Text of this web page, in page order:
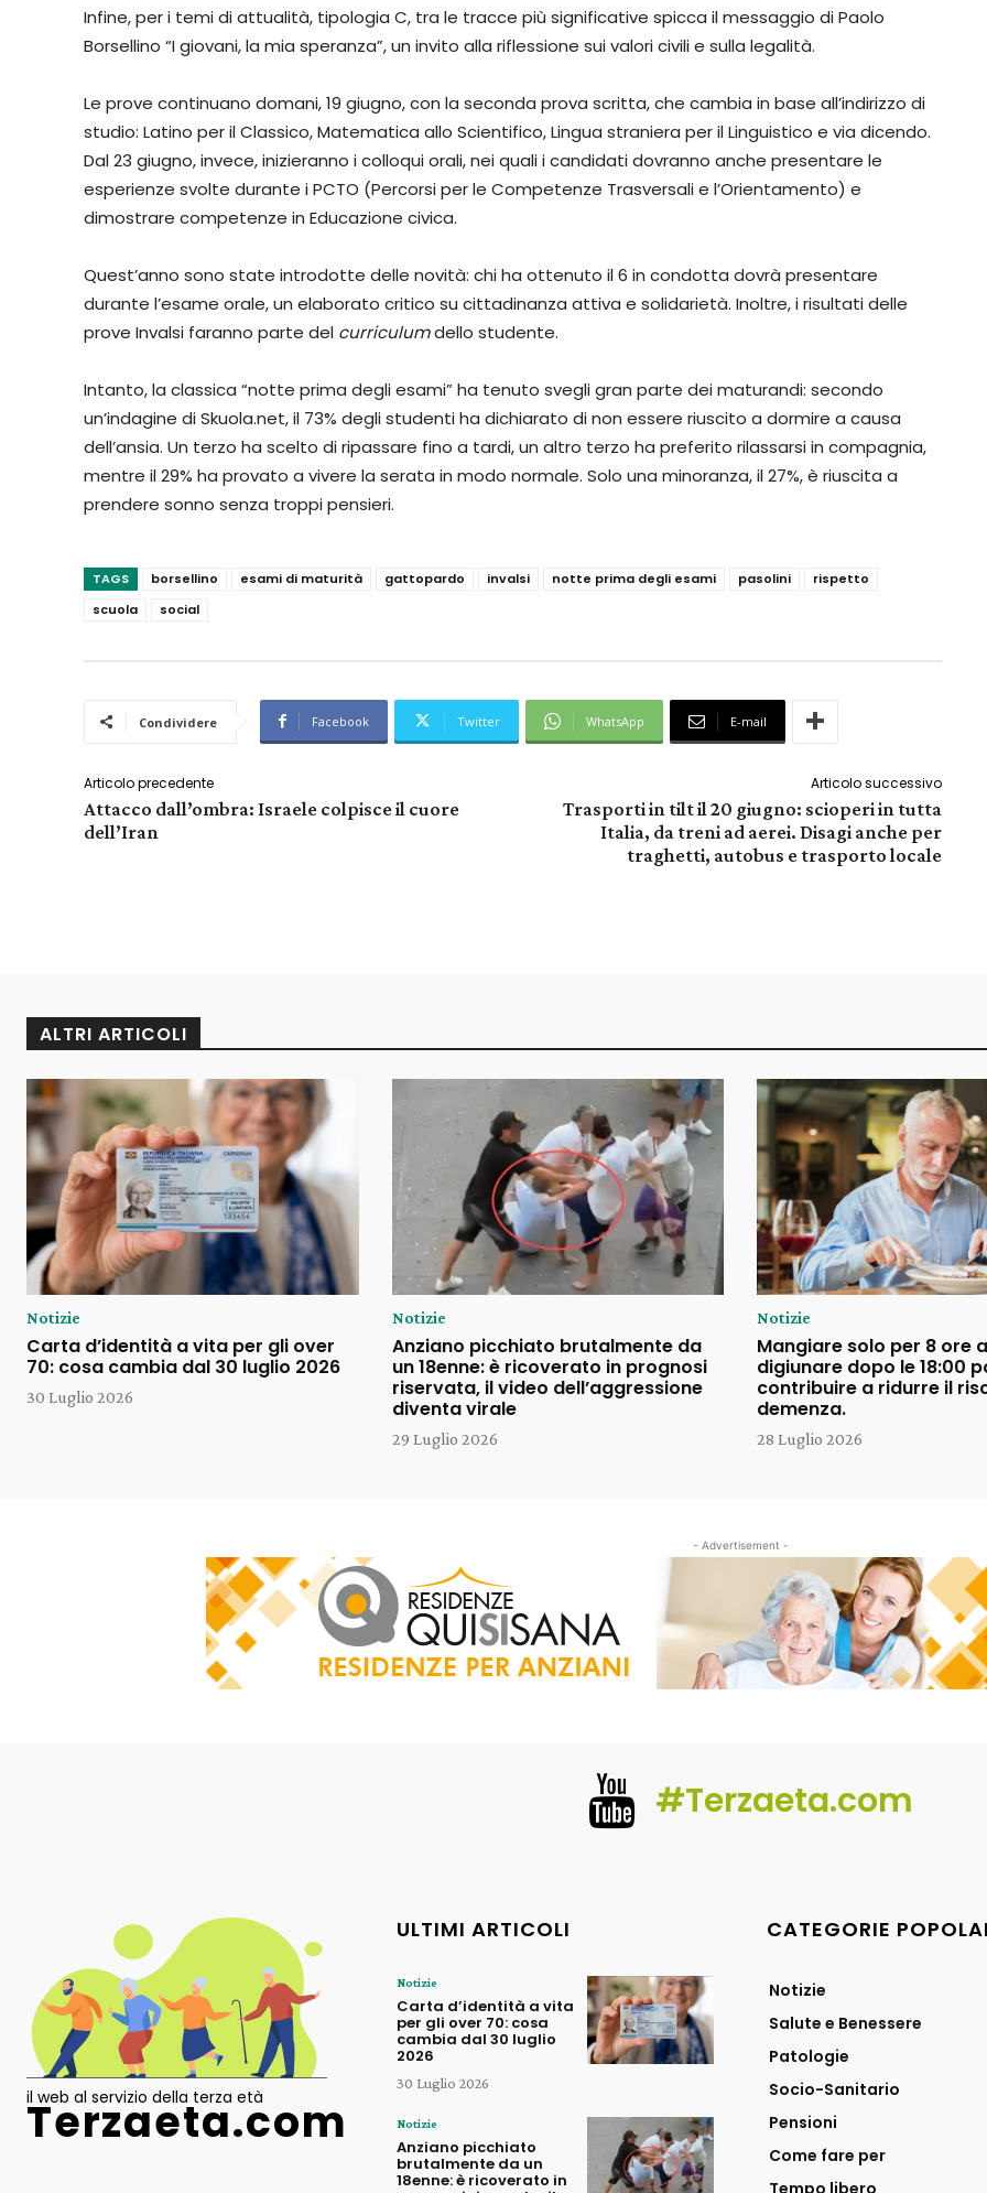
Infine, per i temi di attualità, tipologia C, tra le tracce più significative spicca il messaggio di Paolo
Borsellino “I giovani, la mia speranza”, un invito alla riflessione sui valori civili e sulla legalità.
Le prove continuano domani, 19 giugno, con la seconda prova scritta, che cambia in base all’indirizzo di
studio: Latino per il Classico, Matematica allo Scientifico, Lingua straniera per il Linguistico e via dicendo.
Dal 23 giugno, invece, inizieranno i colloqui orali, nei quali i candidati dovranno anche presentare le
esperienze svolte durante i PCTO (Percorsi per le Competenze Trasversali e l’Orientamento) e
dimostrare competenze in Educazione civica.
Quest’anno sono state introdotte delle novità: chi ha ottenuto il 6 in condotta dovrà presentare
durante l’esame orale, un elaborato critico su cittadinanza attiva e solidarietà. Inoltre, i risultati delle
prove Invalsi faranno parte del curriculumdello studente.
Intanto, la classica “notte prima degli esami” ha tenuto svegli gran parte dei maturandi: secondo
un’indagine di Skuola.net, il 73% degli studenti ha dichiarato di non essere riuscito a dormire a causa
dell’ansia. Un terzo ha scelto di ripassare fino a tardi, un altro terzo ha preferito rilassarsi in compagnia,
mentre il 29% ha provato a vivere la serata in modo normale. Solo una minoranza, il 27%, è riuscita a
prendere sonno senza troppi pensieri.
TAGS borsellino esami di maturità gattopardo invalsi notte prima degli esami pasolini
rispetto
scuola
social
Condividere Facebook Twitter WhatsApp E-mail
Articolo precedente
Attacco dall’ombra: Israele colpisce il cuore
dell’Iran
Articolo successivo
Trasporti in tilt il 20 giugno: scioperi in tutta
Italia, da treni ad aerei. Disagi anche per
traghetti, autobus e trasporto locale
ALTRI ARTICOLI
Notizie
Carta d’identità a vita per gli over
70: cosa cambia dal 30 luglio 2026
30 Luglio 2026
Notizie
Anziano picchiato brutalmente da
un 18enne: è ricoverato in prognosi
riservata, il video dell’aggressione
diventa virale
29 Luglio 2026
Notizie
Mangiare solo per 8 ore
digiunare dopo le 18:00
contribuire a ridurre il
demenza.
28 Luglio 2026
- Advertisement -
#Terzaeta.com
il web al servizio della terza età
Terzaeta.com
ULTIMI ARTICOLI
Notizie
Carta d’identità a vita
per gli over 70: cosa
cambia dal 30 luglio
2026
30 Luglio 2026
Notizie
Anziano picchiato
brutalmente da un
18enne: è ricoverato in
CATEGORIE
Notizie
Salute e Benessere
Patologie
Socio-Sanitario
Pensioni
Come fare per
Tempo libero